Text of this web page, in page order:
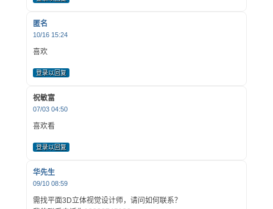
匿名
10/16 15:24
喜欢
登录以回复
祝敏富
07/03 04:50
喜欢看
登录以回复
华先生
09/10 08:59
需找平面3D立体视觉设计师，请问如何联系？